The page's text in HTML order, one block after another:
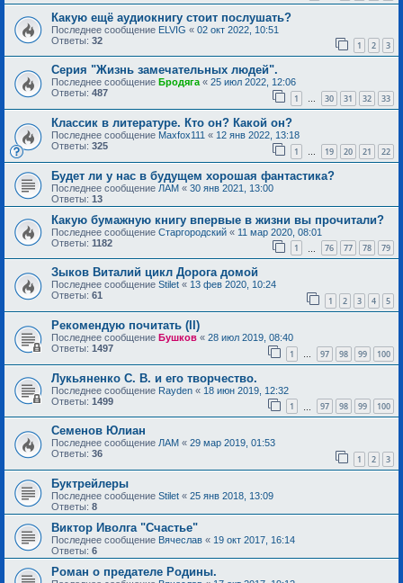
Какую ещё аудиокнигу стоит послушать?
Последнее сообщение ELVIG « 02 окт 2022, 10:51
Ответы: 32 1 2 3
Серия "Жизнь замечательных людей".
Последнее сообщение Бродяга « 25 июл 2022, 12:06
Ответы: 487 1 … 30 31 32 33
Классик в литературе. Кто он? Какой он?
Последнее сообщение Maxfox111 « 12 янв 2022, 13:18
Ответы: 325 1 … 19 20 21 22
Будет ли у нас в будущем хорошая фантастика?
Последнее сообщение ЛАМ « 30 янв 2021, 13:00
Ответы: 13
Какую бумажную книгу впервые в жизни вы прочитали?
Последнее сообщение Старгородский « 11 мар 2020, 08:01
Ответы: 1182 1 76 77 78 79
Зыков Виталий цикл Дорога домой
Последнее сообщение Stilet « 13 фев 2020, 10:24
Ответы: 61 1 2 3 4 5
Рекомендую почитать (II)
Последнее сообщение Бушков « 28 июл 2019, 08:40
Ответы: 1497 1 … 97 98 99 100
Лукьяненко С. В. и его творчество.
Последнее сообщение Rayden « 18 июн 2019, 12:32
Ответы: 1499 1 97 98 99 100
Семенов Юлиан
Последнее сообщение ЛАМ « 29 мар 2019, 01:53
Ответы: 36 1 2 3
Буктрейлеры
Последнее сообщение Stilet « 25 янв 2018, 13:09
Ответы: 8
Виктор Иволга "Счастье"
Последнее сообщение Вячеслав « 19 окт 2017, 16:14
Ответы: 6
Роман о предателе Родины.